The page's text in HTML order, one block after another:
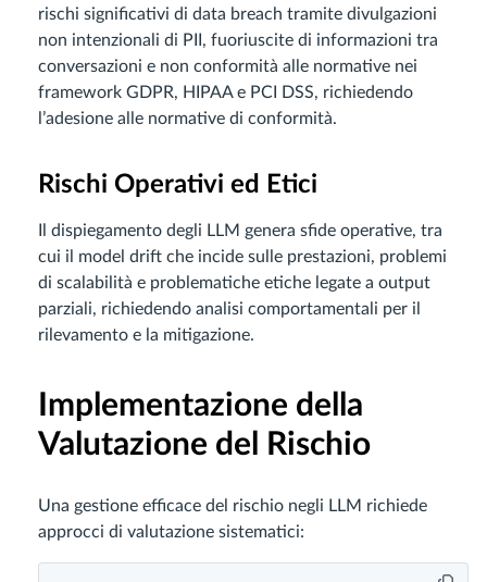
rischi significativi di data breach tramite divulgazioni
non intenzionali di PII, fuoriuscite di informazioni tra
conversazioni e non conformità alle normative nei
framework GDPR, HIPAA e PCI DSS, richiedendo
l’adesione alle normative di conformità.
Rischi Operativi ed Etici
Il dispiegamento degli LLM genera sfide operative, tra
cui il model drift che incide sulle prestazioni, problemi
di scalabilità e problematiche etiche legate a output
parziali, richiedendo analisi comportamentali per il
rilevamento e la mitigazione.
Implementazione della
Valutazione del Rischio
Una gestione efficace del rischio negli LLM richiede
approcci di valutazione sistematici: